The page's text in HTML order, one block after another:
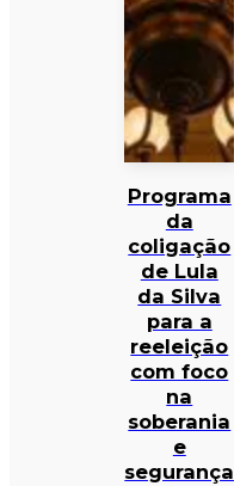
Programa
da
coligação
de Lula
da Silva
para a
reeleição
com foco
na
soberania
e
segurança